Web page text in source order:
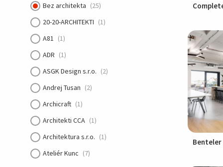
Olomouc (2)
Ostrava (1)
Plzeň (1)
Praha (174)
Tasovice (1)
Tbilisi (1)
Vrané nad Vltavou
Zdiby (1)
Zlín (1)
Úvaly (1)
Bez architekta (25)
20-20-ARCHITEKTI (1)
A81 (1)
ADR (1)
ASGK Design s.r.o. (2)
Andrej Tusan (2)
Archicraft (1)
Architekti CCA (1)
Architektura s.r.o. (1)
Ateliér Kunc (7)
Benteler